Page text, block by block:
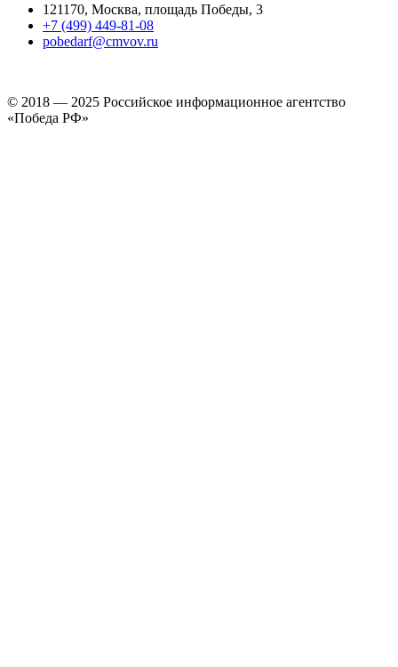
121170, Москва, площадь Победы, 3
+7 (499) 449-81-08
pobedarf@cmvov.ru
© 2018 — 2025 Российское информационное агентство
«Победа РФ»